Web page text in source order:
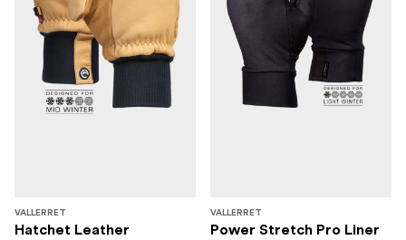
VALLERRET
Hatchet Leather
VALLERRET
Power Stretch Pro Liner